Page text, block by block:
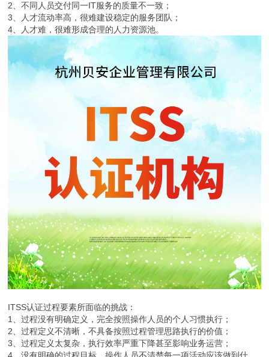
2、不同人员交付同一IT服务的质量不一致；
3、人才流动率高，很难建设稳定的服务团队；
4、人才难，很难形成合理的人力资源池。
ITSS认证过程要素所面临的挑战：
1、过程没有明确定义，完全按照操作人员的个人习惯执行；
2、过程定义不清晰，不具备按照过程管理思路执行的价值；
3、过程定义太复杂，执行效率严重下降甚至影响业务运营；
4、没有明确的过程目标，操作人员不清楚每一项活动应该做到什